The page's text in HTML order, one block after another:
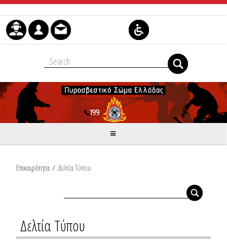
Skip to Content
Επικαιρότητα / Δελτία Τύπου
Δελτία Τύπου